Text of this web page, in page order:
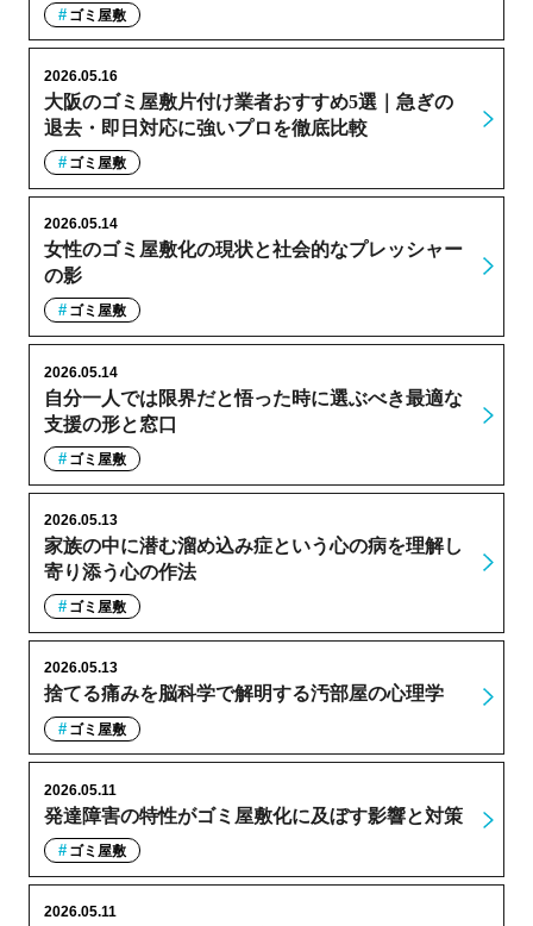
ゴミ屋敷
大阪のゴミ屋敷片付け業者おすすめ5選｜急ぎの
退去・即日対応に強いプロを徹底比較
2026.05.16
ゴミ屋敷
女性のゴミ屋敷化の現状と社会的なプレッシャー
の影
2026.05.14
ゴミ屋敷
自分一人では限界だと悟った時に選ぶべき最適な
支援の形と窓口
2026.05.14
ゴミ屋敷
家族の中に潜む溜め込み症という心の病を理解し
寄り添う心の作法
2026.05.13
ゴミ屋敷
捨てる痛みを脳科学で解明する汚部屋の心理学
2026.05.13
ゴミ屋敷
発達障害の特性がゴミ屋敷化に及ぼす影響と対策
2026.05.11
ゴミ屋敷
2026.05.11